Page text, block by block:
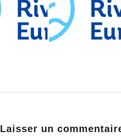
Laisser un